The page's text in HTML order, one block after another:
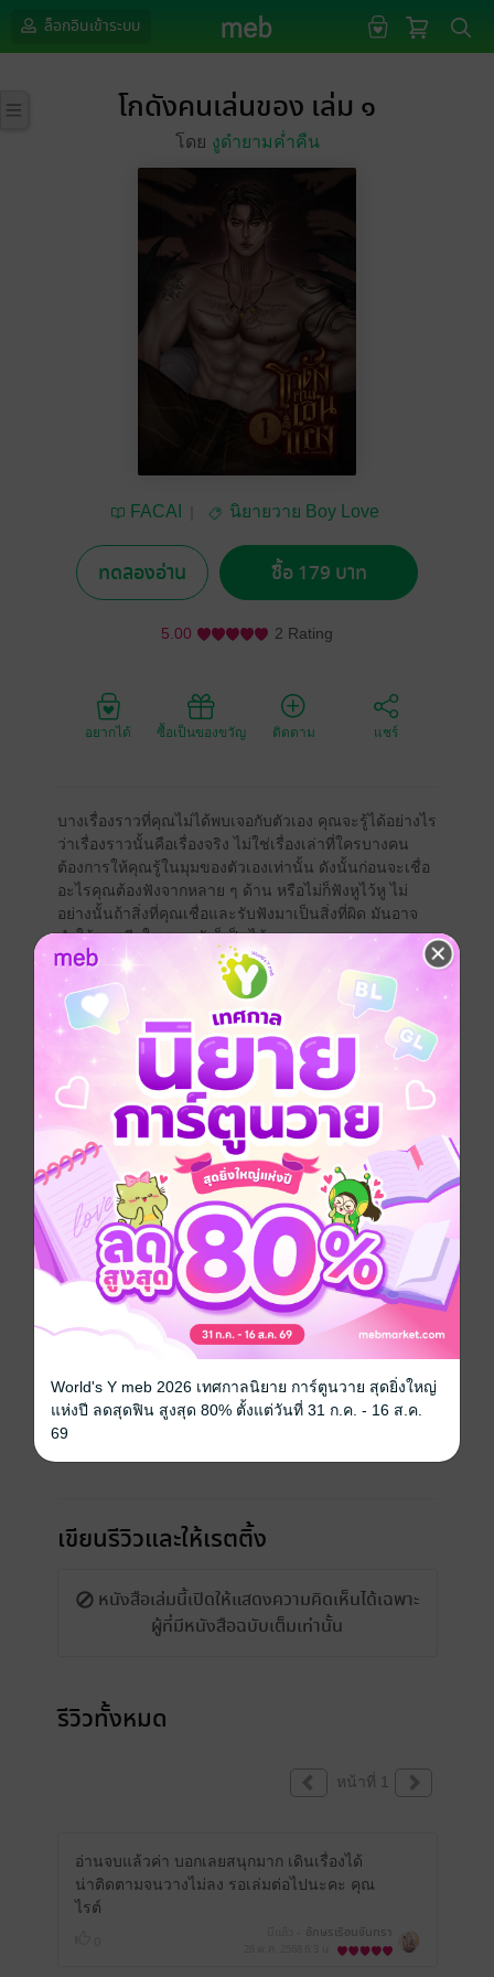
ล็อกอินเข้าระบบ
โกดังคนเล่นของ เล่ม ๑
โดย งูดำยามค่ำคืน
FACAI
นิยายวาย Boy Love
ทดลองอ่าน ซื้อ 179 บาท
5.00 2 Rating
อยากได้ ซื้อเป็นของขวัญ ติดตาม แชร์
บางเรื่องราวที่คุณไม่ได้พบเจอกับตัวเอง คุณจะรู้ได้อย่างไร
ว่าเรื่องราวนั้นคือเรื่องจริง ไม่ใช่เรื่องเล่าที่ใครบางคน
ต้องการให้คุณรู้ในมุมของตัวเองเท่านั้น ดังนั้นก่อนจะเชื่อ
อะไรคุณต้องฟังจากหลาย ๆ ด้าน หรือไม่ก็ฟังหูไว้หู ไม่
อย่างนั้นถ้าสิ่งที่คุณเชื่อและรับฟังมาเป็นสิ่งที่ผิด มันอาจ
ทำให้คุณเสียใจภายหลังก็เป็นได้...
Boy love / Yaoi ดรามา แอบรัก
โกดังคนเล่นของ
ประเภทไฟล์ pdf, epub (สารบัญ)
วันที่วางขาย 27 พฤษภาคม 2568
ความยาว 219 หน้า (≈ 39,997 คำ)
ราคาปก 219 บาท (ประหยัด 18%)
เรื่องที่คุณน่าจะสนใจ
เขียนรีวิวและให้เรตติ้ง
หนังสือเล่มนี้เปิดให้แสดงความคิดเห็นได้เฉพาะ
ผู้ที่มีหนังสือฉบับเต็มเท่านั้น
รีวิวทั้งหมด
หน้าที่ 1
อ่านจบแล้วค่า บอกเลยสนุกมาก เดินเรื่องได้
น่าติดตามจนวางไม่ลง รอเล่มต่อไปนะคะ คุณ
ไรต์
อักษรเรือนจันทรา
World's Y meb 2026 เทศกาลนิยาย การ์ตูนวาย สุดยิ่งใหญ่
แห่งปี ลดสุดฟิน สูงสุด 80% ตั้งแต่วันที่ 31 ก.ค. - 16 ส.ค.
69